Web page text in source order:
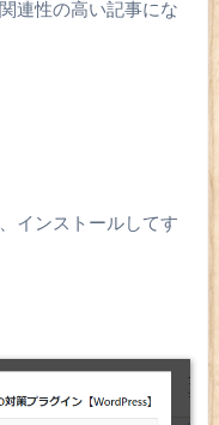
連性の高い記事にな
インストールしてす